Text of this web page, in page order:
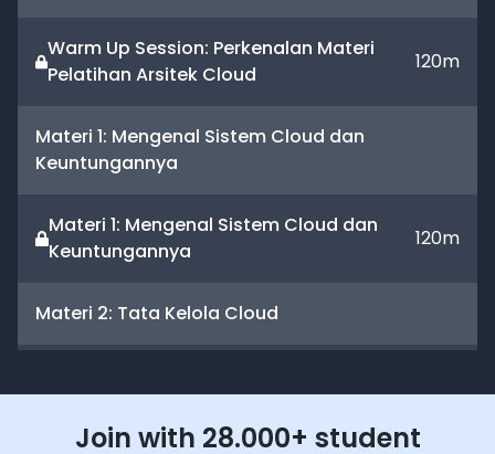
Warm Up Session: Perkenalan Materi
Pelatihan Arsitek Cloud
120m
Materi 1: Mengenal Sistem Cloud dan
Keuntungannya
Materi 1: Mengenal Sistem Cloud dan
Keuntungannya
120m
Materi 2: Tata Kelola Cloud
Materi 3: Tools dalam Arsitektur Cloud
Join with 28.000+ student